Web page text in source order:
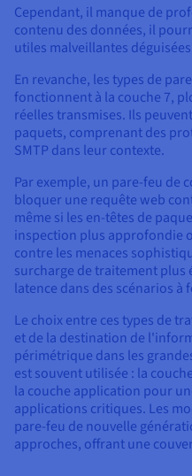
Cependant, il manque de
contenu des données, il
utiles malveillantes
En revanche, les types de
fonctionnent à la couche 7,
réelles transmises. Ils
paquets, comprenant des
SMTP dans leur contexte.
Par exemple, un pare-feu de
bloquer une requête web
même si les en-têtes de
inspection plus approfondie
contre les menaces
surcharge de traitement
latence dans des scénarios à
Le choix entre ces types de
et de la destination de
périmétrique dans les
est souvent utilisée : la
la couche application pour
applications critiques. Les
pare-feu de nouvelle
approches, offrant une